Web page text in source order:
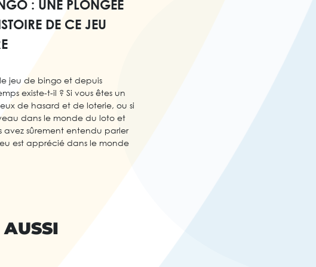
: UNE PLONGÉE
DE CE JEU
jeu de bingo et depuis
existe-t-il ? Si vous êtes un
de hasard et de loterie, ou si
dans le monde du loto et
avez sûrement entendu parler
est apprécié dans le monde